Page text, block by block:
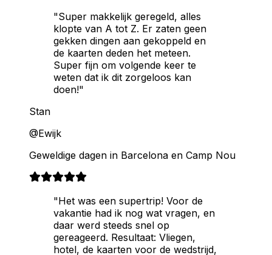
"Super makkelijk geregeld, alles
klopte van A tot Z. Er zaten geen
gekken dingen aan gekoppeld en
de kaarten deden het meteen.
Super fijn om volgende keer te
weten dat ik dit zorgeloos kan
doen!"
Stan
@Ewijk
Geweldige dagen in Barcelona en Camp Nou
"Het was een supertrip! Voor de
vakantie had ik nog wat vragen, en
daar werd steeds snel op
gereageerd. Resultaat: Vliegen,
hotel, de kaarten voor de wedstrijd,